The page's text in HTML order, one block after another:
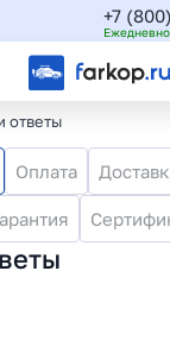
+7
ответы
Оплата